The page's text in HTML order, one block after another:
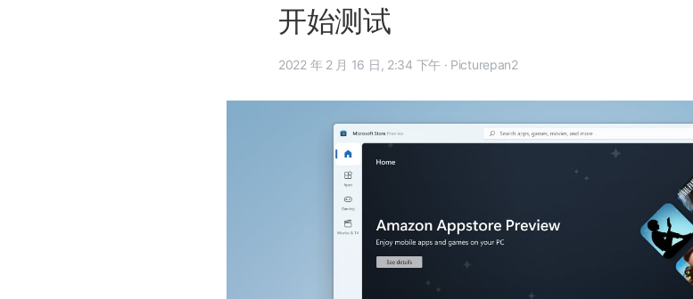
开始测试
2022 年 2 月 16 日, 2:34 下午 · Picturepan2